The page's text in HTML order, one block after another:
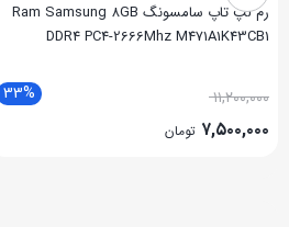
رم لپ تاپ سامسونگ Ram Samsung 8GB
DDR4 PC4-2666Mhz M471A1K43CB1
33% ۱۱,۲۰۰,۰۰۰
۷,۵۰۰,۰۰۰ تومان